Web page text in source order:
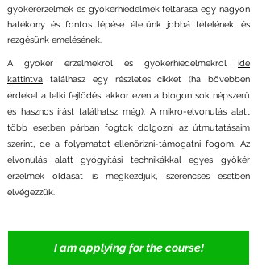
gyökérérzelmek és gyökérhiedelmek feltárása egy nagyon
hatékony és fontos lépése életünk jobbá tételének, és
rezgésünk emelésének.
A gyökér érzelmekről és gyökérhiedelmekről ide
kattintva találhasz egy részletes cikket (ha bővebben
érdekel a lelki fejlődés, akkor ezen a blogon sok népszerű
és hasznos írást találhatsz még). A mikro-elvonulás alatt
több esetben párban fogtok dolgozni az útmutatásaim
szerint, de a folyamatot ellenőrizni-támogatni fogom. Az
elvonulás alatt gyógyítási technikákkal egyes gyökér
érzelmek oldását is megkezdjük, szerencsés esetben
elvégezzük.
I am applying for the course!